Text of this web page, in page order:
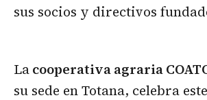
sus socios y directivos
Lacooperativa agraria
su sede en Totana, celebra